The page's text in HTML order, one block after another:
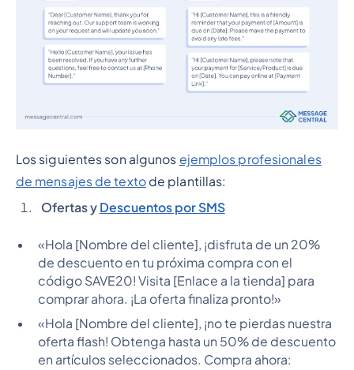
Los siguientes son algunos ejemplos profesionales
de mensajes de textode plantillas:
Ofertas y Descuentos por SMS
«Hola [Nombre del cliente], ¡disfruta de un 20%
de descuento en tu próxima compra con el
código SAVE20! Visita [Enlace a la tienda] para
comprar ahora. ¡La oferta finaliza pronto!»
«Hola [Nombre del cliente], ¡no te pierdas nuestra
oferta flash! Obtenga hasta un 50% de descuento
en artículos seleccionados. Compra ahora: